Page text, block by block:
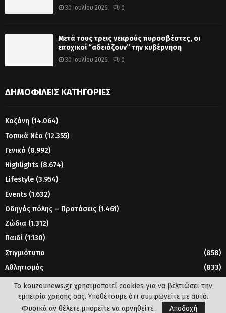
30 Ιουλίου 2026 0
Μετά τους τρεις νεκρούς πυροσβέστες, οι
εποχικοί “αδειάζουν” την κυβέρνηση
30 Ιουλίου 2026 0
ΔΗΜΟΦΙΛΕΊΣ ΚΑΤΗΓΟΡΊΕΣ
Κοζάνη (14.064)
Τοπικά Νέα (12.355)
Γενικά (8.992)
Highlights (8.674)
Lifestyle (3.954)
Events (1.632)
Οδηγός πόλης – Προτάσεις (1.461)
Ζώδια (1.312)
Παιδί (1.130)
Στιγμιότυπα
(858)
Αθλητισμός
(833)
Γυναίκα
Το kouzounews.gr χρησιμοποιεί cookies για να βελτιώσει την
εμπειρία χρήσης σας. Υποθέτουμε ότι συμφωνείτε με αυτό.
Φυσικά αν θέλετε μπορείτε να αρνηθείτε.
Αποδοχή